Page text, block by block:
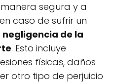
segura y a
caso de sufrir un
negligencia de la
. Esto incluye
físicas, daños
otro tipo de perjuicio